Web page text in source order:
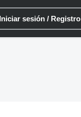
Iniciar sesión / Registro